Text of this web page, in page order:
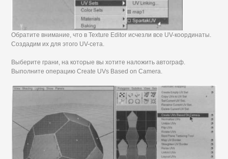
Обратите внимание, что в Texture Editor исчезли все UV-координаты.
Создадим их для этого UV-сета.
Выберите грани, на которые вы хотите наложить автограф.
Выполните операцию Create UVs Based on Camera.